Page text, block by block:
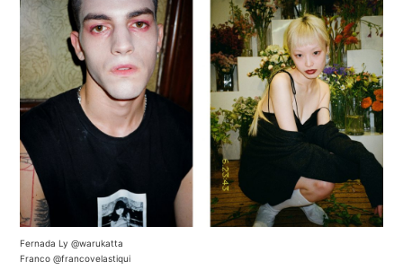
Fernada Ly@warukatta
Franco@francovelastiqui